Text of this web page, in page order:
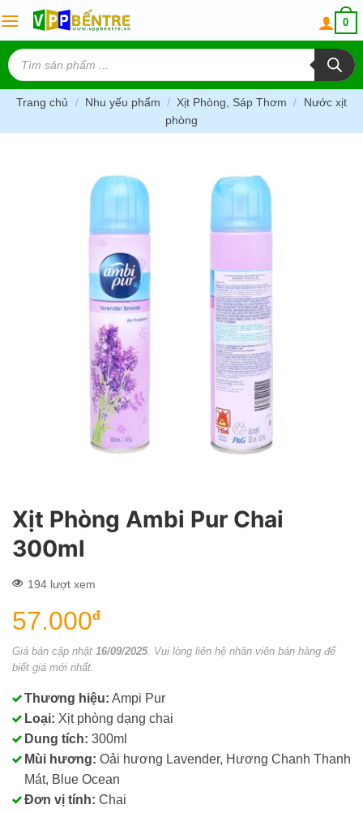
to
content
0
Tìm
kiếm
sản
phẩm
Trang chủ / Nhu yếu phẩm / Xịt Phòng, Sáp Thơm /
Nước xịt
phòng
Xịt Phòng Ambi Pur Chai
300ml
194 lượt xem
57.000đ
Giá bán cập nhật 16/09/2025. Vui lòng liên hệ nhân viên bán hàng để
biết giá mới nhất.
Thương hiệu: Ampi Pur
Loại: Xịt phòng dạng chai
Dung tích: 300ml
Mùi hương: Oải hương Lavender, Hương Chanh Thanh
Mát, Blue Ocean
Đơn vị tính: Chai